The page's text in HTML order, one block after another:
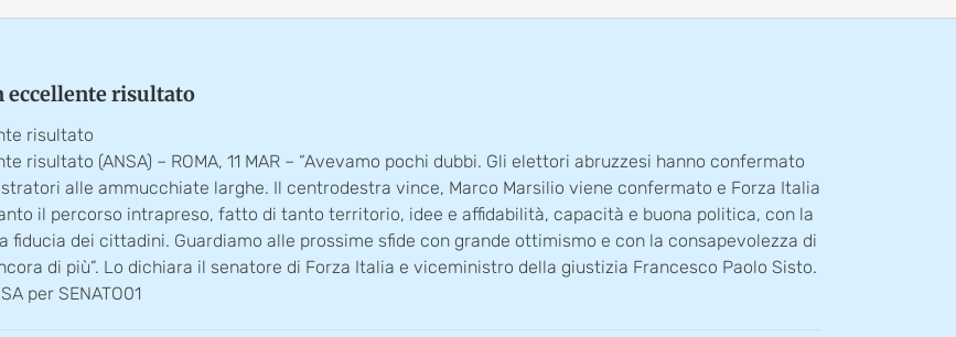
eccellente risultato
risultato
risultato (ANSA) – ROMA, 11 MAR – “Avevamo pochi dubbi. Gli elettori abruzzesi hanno confermato
alle ammucchiate larghe. Il centrodestra vince, Marco Marsilio viene confermato e Forza Italia
il percorso intrapreso, fatto di tanto territorio, idee e affidabilità, capacità e buona politica, con la
fiducia dei cittadini. Guardiamo alle prossime sfide con grande ottimismo e con la consapevolezza di
di più”. Lo dichiara il senatore di Forza Italia e viceministro della giustizia Francesco Paolo Sisto.
per SENATO01